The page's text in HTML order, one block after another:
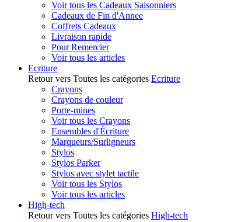
Voir tous les Cadeaux Saisonniers
Cadeaux de Fin d'Annee
Coffrets Cadeaux
Livraison rapide
Pour Remercier
Voir tous les articles
Ecriture
Retour vers Toutes les catégories Ecriture
Crayons
Crayons de couleur
Porte-mines
Voir tous les Crayons
Ensembles d'Écriture
Marqueurs/Surligneurs
Stylos
Stylos Parker
Stylos avec stylet tactile
Voir tous les Stylos
Voir tous les articles
High-tech
Retour vers Toutes les catégories High-tech